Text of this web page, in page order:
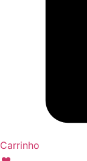
Carrinho